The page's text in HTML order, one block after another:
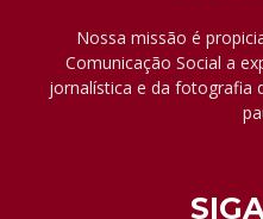
Nossa missão é
Comunicação Social a
jornalística e da fotografia